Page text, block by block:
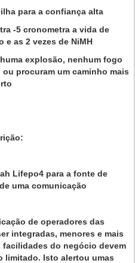
para a confiança alta
-5 cronometra a vida de
as 2 vezes de NiMH
explosão, nenhum fogo
procuram um caminho mais
Lifepo4 para a fonte de
uma comunicação
de operadores das
integradas, menores e mais
do negócio devem
limitado. Isto alertou umas